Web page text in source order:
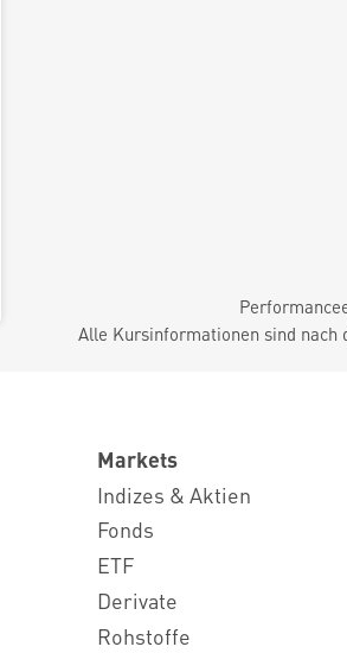
Alle Kursinformationen sind nach
Markets
Indizes & Aktien
Fonds
ETF
Derivate
Rohstoffe